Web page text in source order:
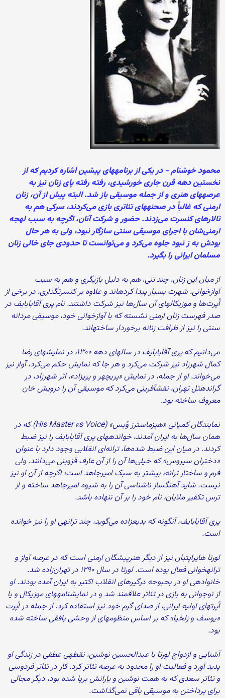
محمود خوشنام - در یکی از برنامه‏های پیشین اشاره کردیم که از
نخستین دهه‏ قرن جاری خورشیدی، رفته رفته پای زنان نیز به
عرصه‏های هنری و از جمله موسیقی باز شد. البته پیش از آن، زنان
ارمنی که غالباً در صحنه‏های تئاتری بازی می‌‏کردند، سرکی هم به
تالارهای کنسرت می‌‏زدند. حضور و شرکت آنان، اگرچه به سبب لهجه‏
ارمنی‏‌شان با اجرای موسیقی سنتی سازگار نبود، ولی به‏ هر حال
بودش به ز نبود جلوه می‌‏کرد و می‌‏توانست تا حدودی جای خالی زنان
مسلمان ایرانی را بگیرد.
از میان این زنان، چند تنی، هم به دلیل بازیگری و هم به سبب
آوازخوانی، شهرت بسیار پیدا کرده‏اند و علاوه بر کنسرت‏گذاری، در برخی از
اُپرت‏‌ها و موزیکال‏های آن سال‏‌ها نیز شرکت داشتند. نام پری آقابابایف در
صدر فهرست زنان ارمنی‏ نشسته که با آوازخوانی خود، موسیقی مردانه‏
سنتی را نیز از ظرافت زنانه برخوردار ساخته‏اند.
می‌‏دانیم که پری آقابابایف در سال‏های دهه‏ ۱۳۰۰، در نمایش‏های رضا
کمال شهرزاد نیز شرکت می‌‏کرد و هر جا که نمایش حکم می‌‏کرد، آواز نیز
می‌‏خواند. او از جمله، در نمایش «پریچهر و پریزاد»، اثر شهرزاد، در
گراندهتل تهران، نقش‏آفرینی می‌‏کرد که موسیقی آن را درویش‏ خان
معروف ساخته بود.
نمایندگان کمپانی «هیزماسترز وُیس» (His Master «s Voice) که در‌‌
همان سال‏‌ها به ایران آمدند، خوانده‏های پری آقابابایف را نیز ضبط
کردند. در میان این ضبط ‏شده‌ها، ترانه‌ای انقلابی وجود دارد با عنوان
«دختران سیروس» که خیلی‏‌ها آن را از آن عارف قزوینی می‌‏دانند. ولی
فرم و ساختار ترانه، بیشتر به سبک امیرجاهد است؛ اگرچه از آن او نیز
نیست. شاید آهنگساز نا‌شناسی آن را به شیوه‏ امیرجاهد ساخته و از
ترس تکفیر ملایان، نام خود را بر آن ننهاده باشد.
پری آقابابایف، آن‏گونه که بدیع‏زاده می‌‏گوید، چند ترانه‏ی او را نیز خوانده
است.
لورتا هایراپتیان نیز از دیگر هنرپیشگان ارمنی است که در عرصه‏ آواز و
ترانه‏خوانی فعال بوده است. لورتا در سال ۱۲۹۰ در تهران‌زاده شد.
خانواده‏ی او در بحبوحه‏ درگیر‏های انقلاب اکتبر به ایران آمده بودند. او
از نوجوانی به بازی در تئا‌تر علاقمند شد و در نمایش‏نامه‏های موزیکال و یا
اُپرت‏های اولیه‏ ایرانی، از صدای گرم خود نیز استفاده کرد. از جمله در اُپرت
«یوسف و زلخیا» که بر اساس منظومه‏ای از وحشی بافقی ساخته شده
بود.
آشنایی و ازدواج لورتا با عبدالحسین نوشین، نقطه‏ی عطفی در زندگی او
پدید آورد و فعالیت او را محدود به عرصه‏ تئا‌تر کرد. کار در تئا‌تر فردوسی
و تئا‌تر سعدی که به همت نوشین و یارانش برپا شده بود، دیگر مجالی
برای پرداختن به موسیقی باقی نمی‌‏گذاشت.